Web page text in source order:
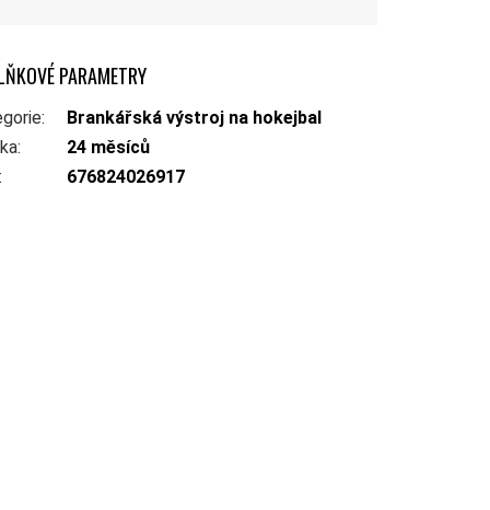
PARAMETRY
:
Brankářská výstroj na hokejbal
:
24 měsíců
: 676824026917